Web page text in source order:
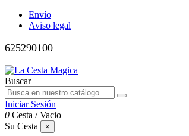
Envío
Aviso legal
625290100
Buscar
Iniciar Sesión
0 Cesta /Vacio
Su Cesta
×